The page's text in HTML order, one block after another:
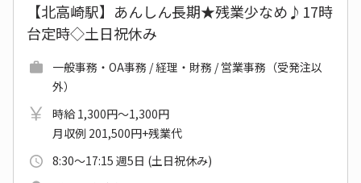
【北高崎駅】あんしん長期★残業少なめ♪17時
台定時◇土日祝休み
一般事務・OA事務 / 経理・財務 / 営業事務（受発注以
外）
時給 1,300円～1,300円
月収例 201,500円+残業代
8:30～17:15 週5日 (土日祝休み)